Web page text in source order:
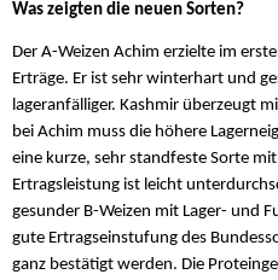
Was zeigten die neuen Sorten?
Der A-Weizen Achim erzielte im
Erträge. Er ist sehr winterhart und
lageranfälliger. Kashmir überzeugt
bei Achim muss die höhere
eine kurze, sehr standfeste Sorte
Ertragsleistung ist leicht
gesunder B-Weizen mit Lager- und
gute Ertragseinstufung des
ganz bestätigt werden. Die